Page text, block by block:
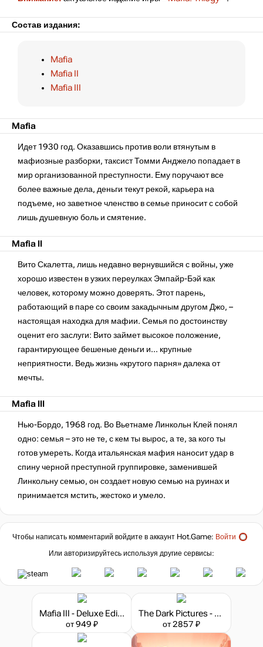
Состав издания:
Mafia
Mafia II
Mafia III
Mafia
Идет 1930 год. Оказавшись против воли втянутым в
мафиозные разборки, таксист Томми Анджело попадает в
мир организованной преступности. Ему поручают все
более важные дела, деньги текут рекой, карьера на
подъеме, но заветное членство в семье приносит с собой
лишь душевную боль и смятение.
Mafia II
Вито Скалетта, лишь недавно вернувшийся с войны, уже
хорошо известен в узких переулках Эмпайр-Бэй как
человек, которому можно доверять. Этот парень,
работающий в паре со своим закадычным другом Джо, –
настоящая находка для мафии. Семья по достоинству
оценит его заслуги: Вито займет высокое положение,
гарантирующее бешеные деньги и... крупные
неприятности. Ведь жизнь «крутого парня» далека от
мечты.
Mafia III
Нью-Бордо, 1968 год. Во Вьетнаме Линкольн Клей понял
одно: семья – это не те, с кем ты вырос, а те, за кого ты
готов умереть. Когда итальянская мафия наносит удар в
спину черной преступной группировке, заменившей
Линкольну семью, он создает новую семью на руинах и
принимается мстить, жестоко и умело.
Чтобы написать комментарий войдите в аккаунт Hot.Game: Войти
Или авторизируйтесь используя другие сервисы:
Mafia III - Deluxe Edition
от 949 ₽
The Dark Pictures - Triple Pack
от 2857 ₽